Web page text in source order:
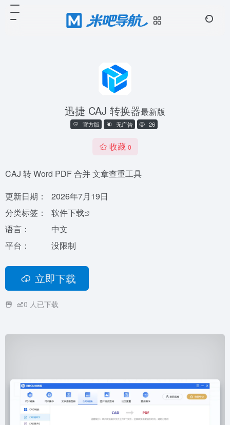
迅捷 CAJ 转换器最新版
官方版 无广告 26
收藏 0
CAJ 转 Word PDF 合并 文章查重工具
更新日期：
2026年7月19日
分类标签：
软件下载
语言：
中文
平台：
没限制
立即下载
0 人已下载